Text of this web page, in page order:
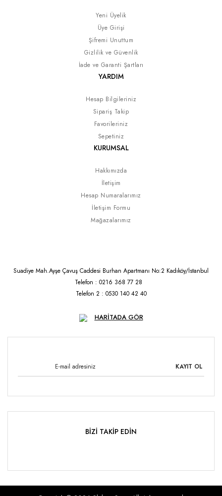
Yeni Üyelik
Üye Girişi
Şifremi Unuttum
Gizlilik ve Güvenlik
İade ve Garanti Şartları
YARDIM
Hesap Bilgileriniz
Sipariş Takip
Favorileriniz
Sepetiniz
KURUMSAL
Hakkımızda
İletişim
Hesap Numaralarımız
İletişim Formu
Mağazalarımız
Suadiye Mah.Ayşe Çavuş Caddesi Burhan Apartmanı No:2 Kadıköy/İstanbul
Telefon : 0216 368 77 28
Telefon 2 : 0530 140 42 40
HARİTADA GÖR
KAYIT OL
BİZİ TAKİP EDİN